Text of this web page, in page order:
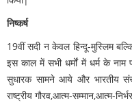
निष्कर्ष
19वीं सदी न केवल हिन्दू-मुस्लिम
इस काल में सभी धर्मों में धर्म के
सुधारक सामने आये और भारतीय
राष्ट्रीय गौरव,आत्म-सम्मान,आत्म-